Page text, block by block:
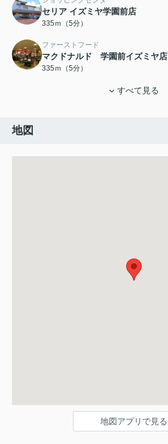
セリア イズミヤ学園前店
335ｍ（5分）
ファーストフード
マクドナルド 学園前イズミヤ店
335ｍ（5分）
すべて見る
地図
地図アプリで見る